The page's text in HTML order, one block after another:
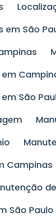
em São
em
São
Campinas
São Paulo